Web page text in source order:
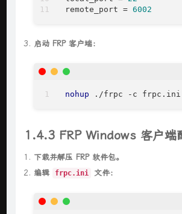
remote_port = 6002
启动 FRP 客户端：
nohup ./frpc -c frpc.ini
1.4.3 FRP Windows 客户端
下载并解压 FRP 软件包。
编辑
frpc.ini 文件：